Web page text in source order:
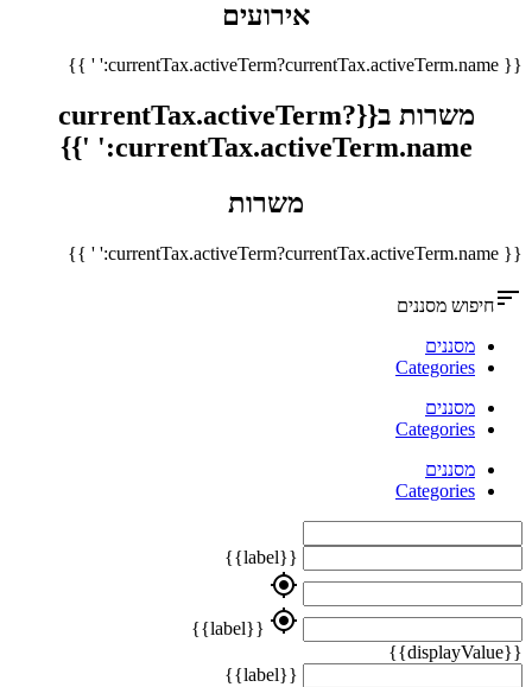
אירועים
{{ currentTax.activeTerm?currentTax.activeTerm.name:' ' }}
משרות ב{{currentTax.activeTerm?
currentTax.activeTerm.name:' '}}
משרות
{{ currentTax.activeTerm?currentTax.activeTerm.name:' ' }}
sortחיפוש מסננים
מסננים
Categories
מסננים
Categories
מסננים
Categories
{{label}}
my_location
my_location
{{label}}
{{displayValue}}
{{label}}